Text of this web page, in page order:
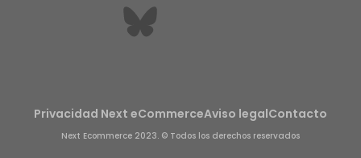
Bluesky
Privacidad Next eCommerceAviso legalContacto
Next Ecommerce 2023. © Todos los derechos reservados